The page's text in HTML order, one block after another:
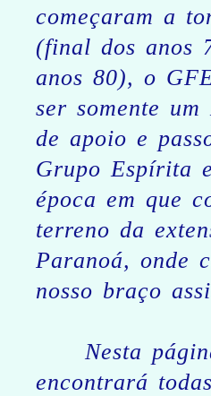
começaram a
(final dos anos
anos 80), o
ser somente um
de apoio e
Grupo Espírita
época em que
terreno da
Paranoá, onde
nosso braço
Nesta
encontrará